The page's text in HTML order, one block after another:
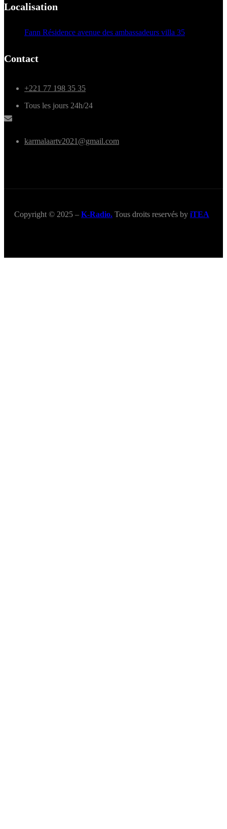
Localisation
Fann Résidence avenue des ambassadeurs villa 35
Contact
+221 77 198 35 35
Tous les jours 24h/24
karmalaartv2021@gmail.com
Copyright © 2025 – K-Radio. Tous droits reservés by iTEA